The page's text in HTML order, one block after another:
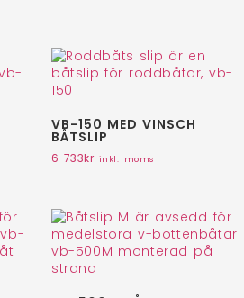
VB-150 MED VINSCH
BÅTSLIP
6 733kr inkl. moms